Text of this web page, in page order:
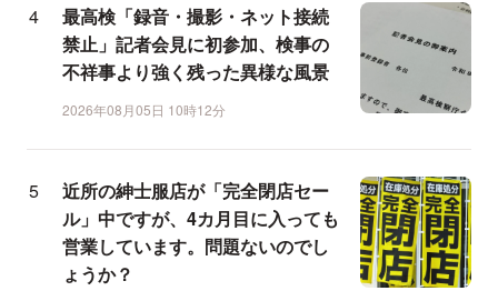
最高検「録音・撮影・ネット接続
禁止」記者会見に初参加、検事の
不祥事より強く残った異様な風景
2026年08月05日 10時12分
近所の紳士服店が「完全閉店セー
ル」中ですが、4カ月目に入っても
営業しています。問題ないのでし
ょうか？